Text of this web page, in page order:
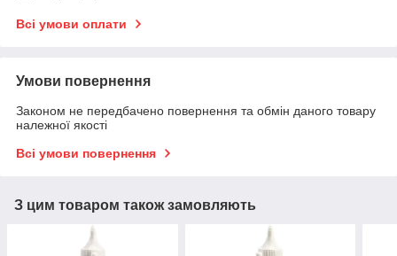
Всі умови оплати
Умови повернення
Законом не передбачено повернення та обмін даного товару
належної якості
Всі умови повернення
З цим товаром також замовляють